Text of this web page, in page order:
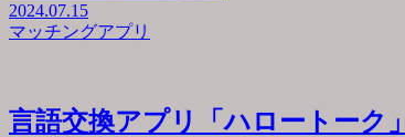
2024.07.15
マッチングアプリ
言語交換アプリ「ハロートーク